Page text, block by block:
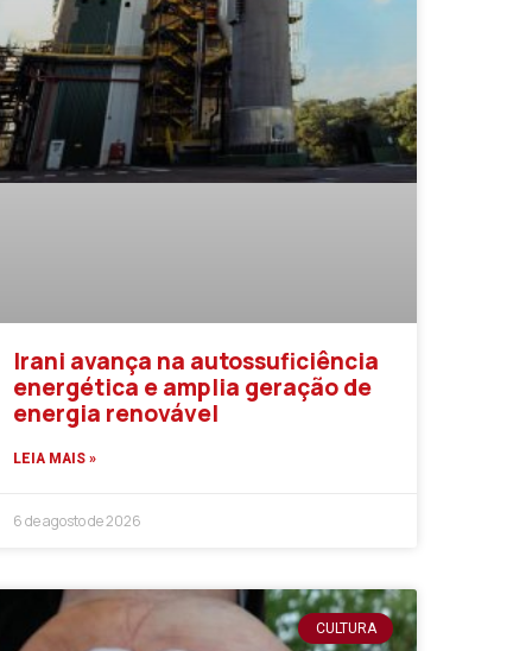
Irani avança na autossuficiência
energética e amplia geração de
energia renovável
LEIA MAIS »
6 de agosto de 2026
CULTURA